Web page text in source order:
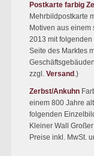
Postkarte farbig
Mehrbildpostkarte
Motiven aus einem
2013 mit
Seite des Marktes
zzgl. Versand .)
Zerbst/Ankuhn
einem 800 Jahre
folgenden
Kleiner Wall
Preise inkl. MwSt.